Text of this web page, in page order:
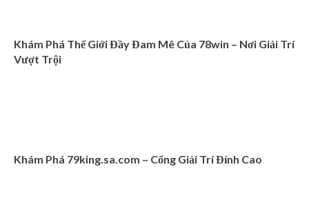
Khám Phá Thế Giới Đầy Đam Mê Của 78win – Nơi Giải Trí
Vượt Trội
Khám Phá 79king.sa.com – Cổng Giải Trí Đỉnh Cao